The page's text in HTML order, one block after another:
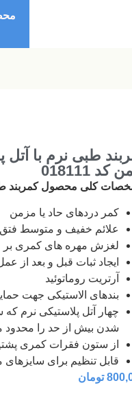
طبی نرم با
018111
کلی محصول کمربند
كمر دردهای حاد يا مزمن
علائم خفيف و متوسط
لغزش مهره های كمری
ايجاد ثبات قبل و بعد از
آرتريت روماتوئيد
بندهای الاستيكی جهت
چهار آتل پلاستيكی نرم
شدن بيش از حد را محدود
از ستون فقرات كمری
قابل تنظيم برای
تومان